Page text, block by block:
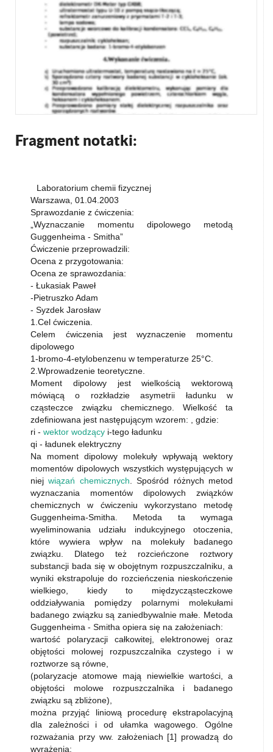
Fragment notatki:
Laboratorium chemii fizycznej
Warszawa, 01.04.2003
Sprawozdanie z ćwiczenia:
„Wyznaczanie momentu dipolowego metodą
Guggenheima - Smitha”
Ćwiczenie przeprowadzili:
Ocena z przygotowania:
Ocena ze sprawozdania:
- Łukasiak Paweł
-Pietruszko Adam
- Syzdek Jarosław
1.Cel ćwiczenia.
Celem ćwiczenia jest wyznaczenie momentu
dipolowego
1-bromo-4-etylobenzenu w temperaturze 25°C.
2.Wprowadzenie teoretyczne.
Moment dipolowy jest wielkością wektorową
mówiącą o rozkładzie asymetrii ładunku w
cząsteczce związku chemicznego. Wielkość ta
zdefiniowana jest następującym wzorem: , gdzie:
ri - wektor wodzący i-tego ładunku
qi - ładunek elektryczny
Na moment dipolowy molekuły wpływają wektory
momentów dipolowych wszystkich występujących w
niejwiązań chemicznych . Spośród różnych metod
wyznaczania momentów dipolowych związków
chemicznych w ćwiczeniu wykorzystano metodę
Guggenheima-Smitha. Metoda ta wymaga
wyeliminowania udziału indukcyjnego otoczenia,
które wywiera wpływ na molekuły badanego
związku. Dlatego też rozcieńczone roztwory
substancji bada się w obojętnym rozpuszczalniku, a
wyniki ekstrapoluje do rozcieńczenia nieskończenie
wielkiego, kiedy to międzycząsteczkowe
oddziaływania pomiędzy polarnymi molekułami
badanego związku są zaniedbywalnie małe. Metoda
Guggenheima - Smitha opiera się na założeniach:
wartość polaryzacji całkowitej, elektronowej oraz
objętości molowej rozpuszczalnika czystego i w
roztworze są równe,
(polaryzacje atomowe mają niewielkie wartości, a
objętości molowe rozpuszczalnika i badanego
związku są zbliżone),
można przyjąć liniową procedurę ekstrapolacyjną
dla zależności i od ułamka wagowego. Ogólne
rozważania przy ww. założeniach [1] prowadzą do
wyrażenia: